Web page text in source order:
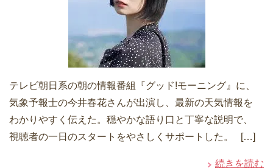
テレビ朝日系の朝の情報番組『グッド!モーニング』に、
気象予報士の今井春花さんが出演し、最新の天気情報を
わかりやすく伝えた。穏やかな語り口と丁寧な説明で、
視聴者の一日のスタートをやさしくサポートした。 […]
続きを読む